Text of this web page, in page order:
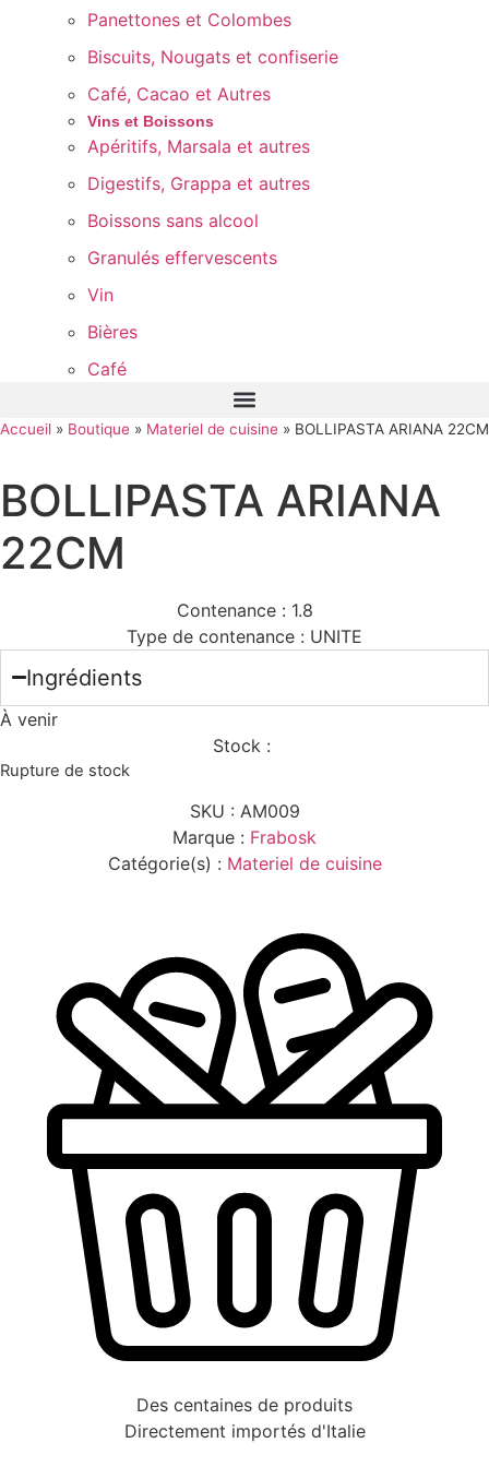
Panettones et Colombes
Biscuits, Nougats et confiserie
Café, Cacao et Autres
Vins et Boissons
Apéritifs, Marsala et autres
Digestifs, Grappa et autres
Boissons sans alcool
Granulés effervescents
Vin
Bières
Café
Accueil » Boutique » Materiel de cuisine » BOLLIPASTA ARIANA 22CM
BOLLIPASTA ARIANA
22CM
Contenance : 1.8
Type de contenance : UNITE
Ingrédients
À venir
Stock :
Rupture de stock
SKU : AM009
Marque : Frabosk
Catégorie(s) : Materiel de cuisine
Des centaines de produits
Directement importés d'Italie